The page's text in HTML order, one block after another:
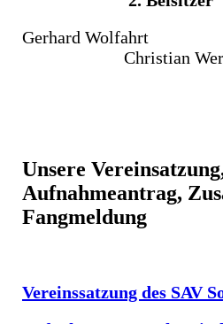
Gerhard
Christian
Unsere
Aufnahmeantrag,
Fangmeldung
Vereinssatzung des SAV